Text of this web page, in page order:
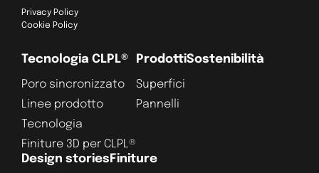
Privacy Policy
Cookie Policy
Tecnologia CLPL®
Poro sincronizzato
Linee prodotto
Tecnologia
Finiture 3D per CLPL®
Prodotti
Superfici
Pannelli
Sostenibilità
Design stories Finiture